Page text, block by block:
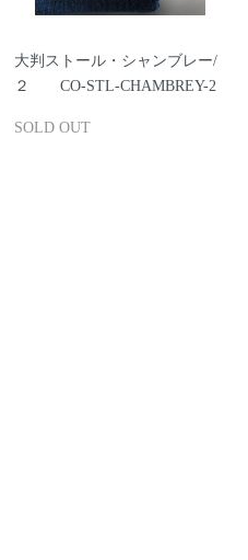
大判ストール・シャンブレー/
２ CO-STL-CHAMBREY-2
SOLD OUT